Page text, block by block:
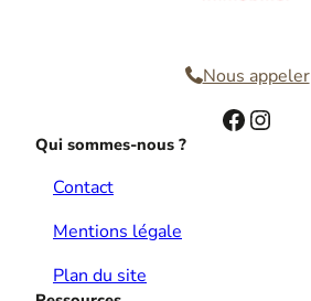
Nous appeler
Facebook Instagram
Qui sommes-nous ?
Contact
Mentions légale
Plan du site